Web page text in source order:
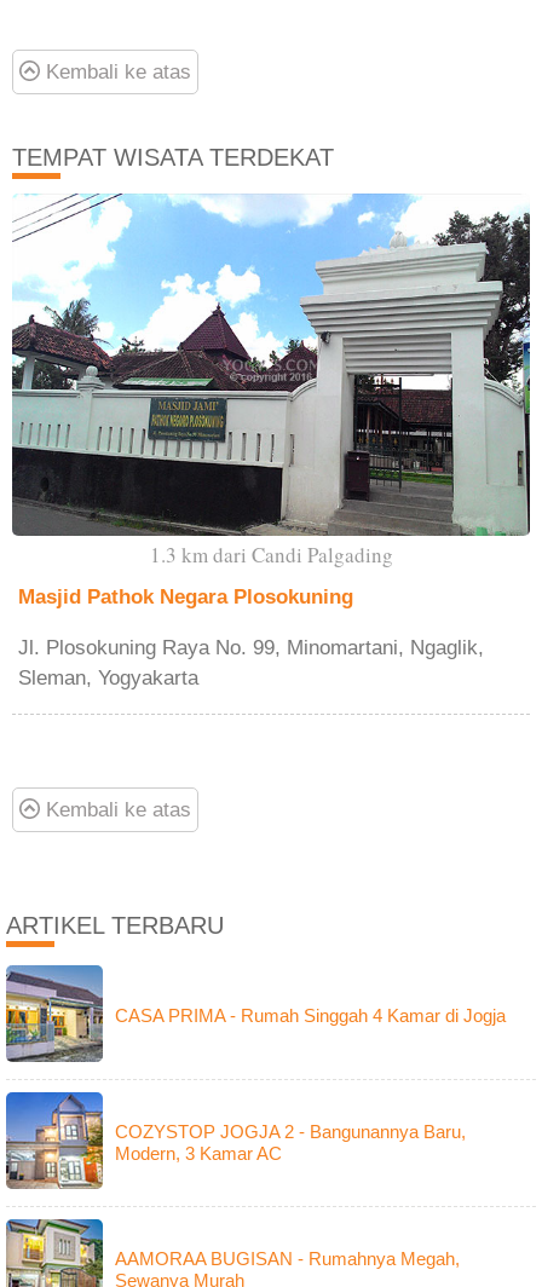
Kembali ke atas
TEMPAT WISATA TERDEKAT
1.3 km dari Candi Palgading
Masjid Pathok Negara Plosokuning
Jl. Plosokuning Raya No. 99, Minomartani, Ngaglik,
Sleman, Yogyakarta
Kembali ke atas
ARTIKEL TERBARU
CASA PRIMA - Rumah Singgah 4 Kamar di Jogja
COZYSTOP JOGJA 2 - Bangunannya Baru,
Modern, 3 Kamar AC
AAMORAA BUGISAN - Rumahnya Megah,
Sewanya Murah